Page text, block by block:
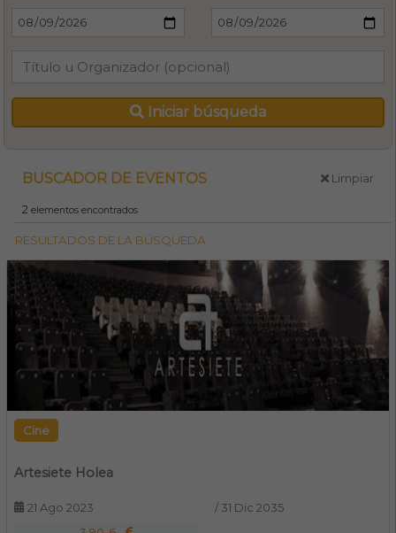
Iniciar búsqueda
BUSCADOR DE EVENTOS Limpiar
2elementos encontrados
RESULTADOS DE LA BÚSQUEDA
Cine
Artesiete Holea
21 Ago 2023 / 31 Dic 2035